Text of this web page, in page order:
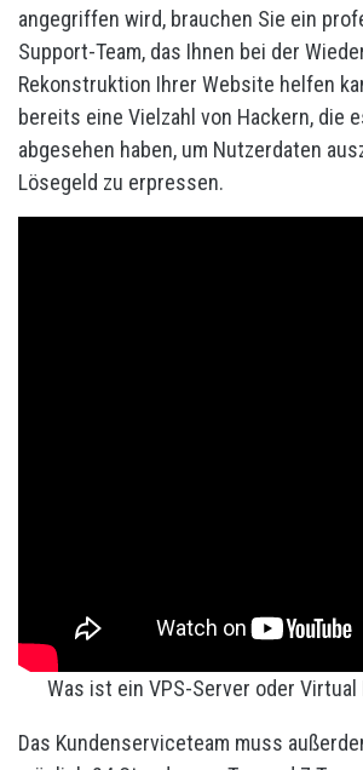
angegriffen wird, brauchen Sie ein
Support-Team, das Ihnen bei der
Rekonstruktion Ihrer Website helfen
bereits eine Vielzahl von Hackern, die
abgesehen haben, um Nutzerdaten
Lösegeld zu erpressen.
Was ist ein VPS-Server oder Virtual
Das Kundenserviceteam muss